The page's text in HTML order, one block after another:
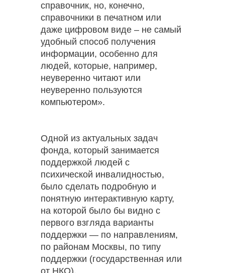
справочник, но, конечно,
справочники в печатном или
даже цифровом виде – не самый
удобный способ получения
информации, особенно для
людей, которые, например,
неуверенно читают или
неуверенно пользуются
компьютером».
Одной из актуальных задач
фонда, который занимается
поддержкой людей с
психической инвалидностью,
было сделать подробную и
понятную интерактивную карту,
на которой было бы видно с
первого взгляда варианты
поддержки — по направлениям,
по районам Москвы, по типу
поддержки (государственная или
от НКО).